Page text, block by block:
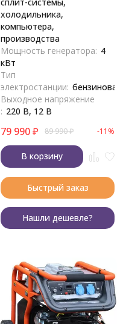
холодильника,
компьютера,
производства
Мощность генератора: 4
кВт
Тип
электростанции: бензиновая
Выходное напряжение
: 220 В, 12 В
79 990₽ 89 990₽ -11%
В корзину
Быстрый заказ
Нашли дешевле?